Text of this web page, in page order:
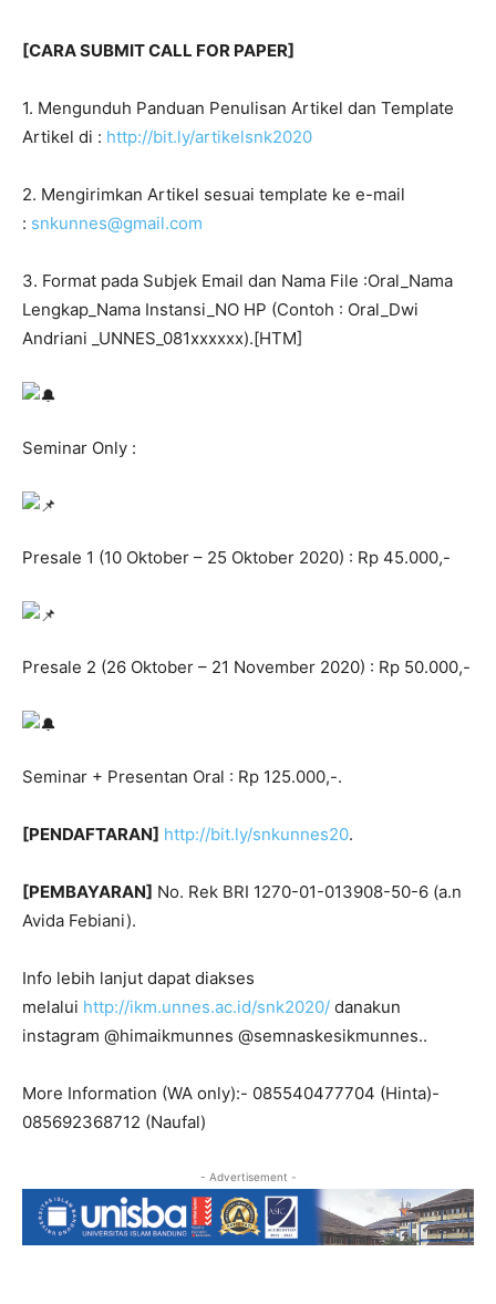
[CARA SUBMIT CALL FOR PAPER]
1. Mengunduh Panduan Penulisan Artikel dan Template
Artikel di : http://bit.ly/artikelsnk2020
2. Mengirimkan Artikel sesuai template ke e-mail
: snkunnes@gmail.com
3. Format pada Subjek Email dan Nama File :Oral_Nama
Lengkap_Nama Instansi_NO HP (Contoh : Oral_Dwi
Andriani _UNNES_081xxxxxx).[HTM]
Seminar Only :
Presale 1 (10 Oktober – 25 Oktober 2020) : Rp 45.000,-
Presale 2 (26 Oktober – 21 November 2020) : Rp 50.000,-
Seminar + Presentan Oral : Rp 125.000,-.
[PENDAFTARAN] http://bit.ly/snkunnes20.
[PEMBAYARAN] No. Rek BRI 1270-01-013908-50-6 (a.n
Avida Febiani).
Info lebih lanjut dapat diakses
melalui http://ikm.unnes.ac.id/snk2020/ danakun
instagram @himaikmunnes @semnaskesikmunnes..
More Information (WA only):- 085540477704 (Hinta)-
085692368712 (Naufal)
- Advertisement -